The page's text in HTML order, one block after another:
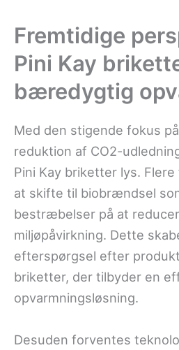
Fremtidige
Pini Kay
bæredygtig
Med den stigende fokus
reduktion af CO2-
Pini Kay briketter lys.
at skifte til biobrændsel
bestræbelser på at
miljøpåvirkning. Dette
efterspørgsel efter
briketter, der tilbyder en
opvarmningsløsning.
Desuden forventes